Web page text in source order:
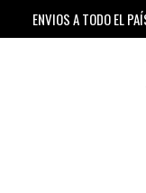
ENVIOS A TODO EL